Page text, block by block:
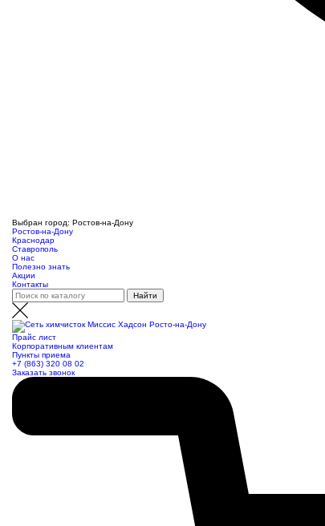
Выбран город: Ростов-на-Дону
Ростов-на-Дону
Краснодар
Ставрополь
О нас
Полезно знать
Акции
Контакты
Прайс лист
Корпоративным клиентам
Пункты приема
+7 (863) 320 08 02
Заказать звонок